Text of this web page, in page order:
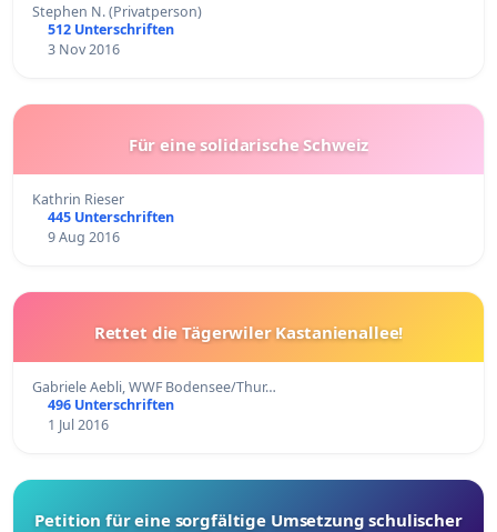
Stephen N. (Privatperson)
512 Unterschriften
3 Nov 2016
Für eine solidarische Schweiz
Kathrin Rieser
445 Unterschriften
9 Aug 2016
Rettet die Tägerwiler Kastanienallee!
Gabriele Aebli, WWF Bodensee/Thur…
496 Unterschriften
1 Jul 2016
Petition für eine sorgfältige Umsetzung schulischer